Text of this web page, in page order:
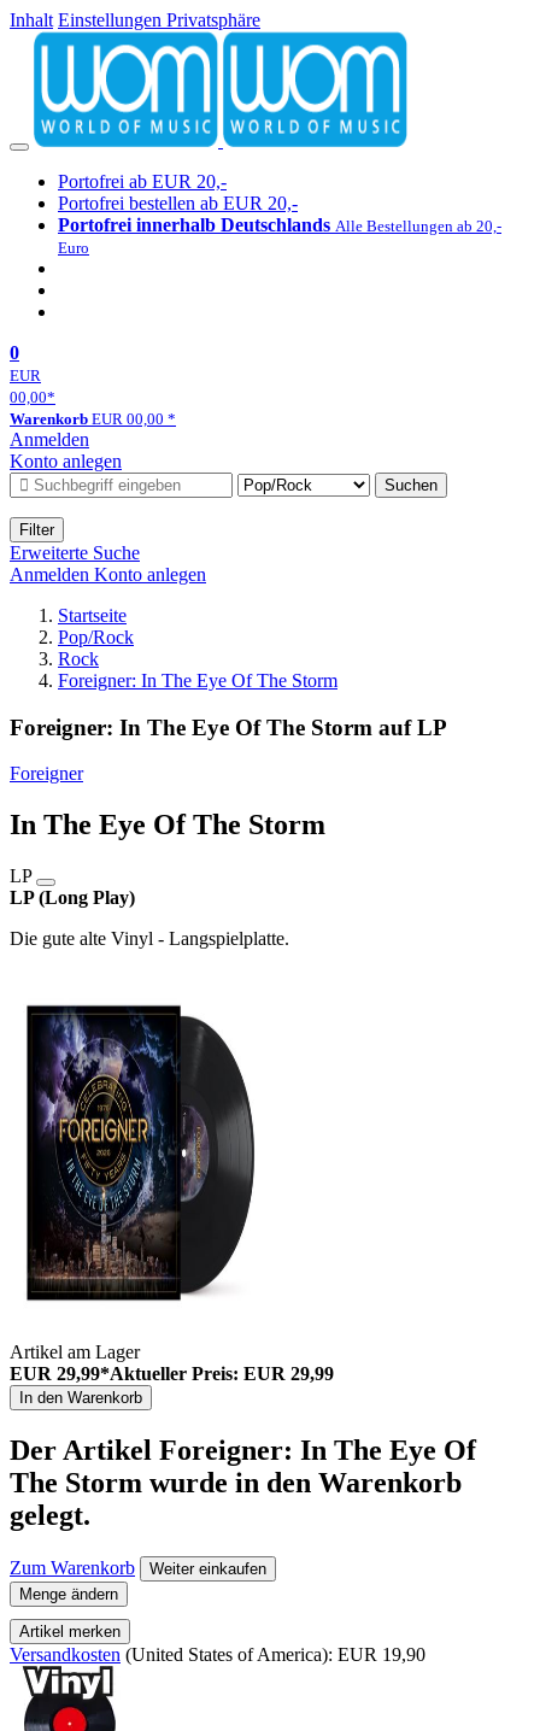
Inhalt Einstellungen Privatsphäre
Portofrei ab EUR 20,-
Portofrei bestellen ab EUR 20,-
Portofrei innerhalb Deutschlands Alle Bestellungen ab 20,-
Euro
0
EUR
00,00*
Warenkorb EUR 00,00 *
Anmelden
Konto anlegen
Suchen
Filter
Erweiterte Suche
Anmelden Konto anlegen
Startseite
Pop/Rock
Rock
Foreigner: In The Eye Of The Storm
Foreigner: In The Eye Of The Storm auf LP
Foreigner
In The Eye Of The Storm
LP
LP (Long Play)
Die gute alte Vinyl - Langspielplatte.
Artikel am Lager
EUR 29,99*Aktueller Preis: EUR 29,99
In den Warenkorb
Der Artikel Foreigner: In The Eye Of
The Storm wurde in den Warenkorb
gelegt.
Zum Warenkorb
Weiter einkaufen
Menge ändern
Artikel merken
Versandkosten (United States of America): EUR 19,90